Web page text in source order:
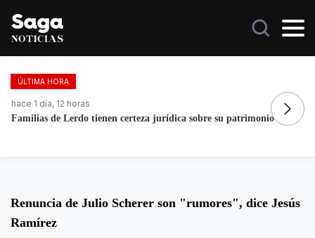
ÚLTIMA HORA
hace 5 días, 14 horas
La histórica cabalgata de Chignahuapan en Puebla
Renuncia de Julio Scherer son "rumores", dice Jesús
Ramírez